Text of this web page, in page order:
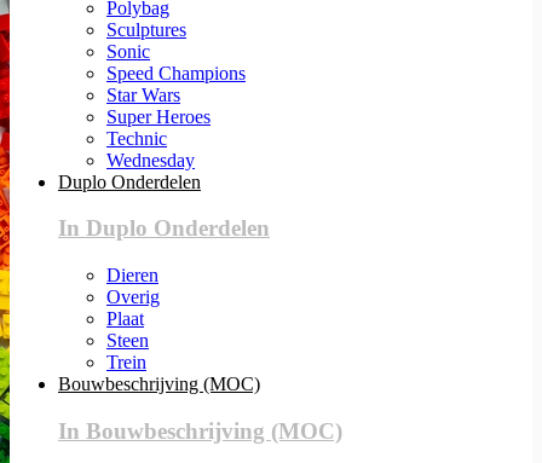
Polybag
Sculptures
Sonic
Speed Champions
Star Wars
Super Heroes
Technic
Wednesday
Duplo Onderdelen
In Duplo Onderdelen
Dieren
Overig
Plaat
Steen
Trein
Bouwbeschrijving (MOC)
In Bouwbeschrijving (MOC)